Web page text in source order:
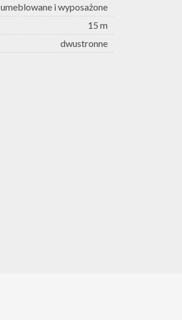
umeblowane i wyposażone
15 m
dwustronne